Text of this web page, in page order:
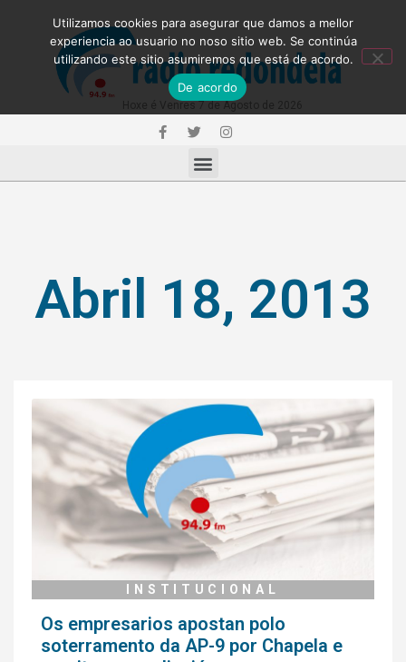
Abril 18, 2013
INSTITUCIONAL
Os empresarios apostan polo
soterramento da AP-9 por Chapela e
Utilizamos cookies para asegurar que damos a mellor
experiencia ao usuario no noso sitio web. Se continúa
utilizando este sitio asumiremos que está de acordo.
De acordo